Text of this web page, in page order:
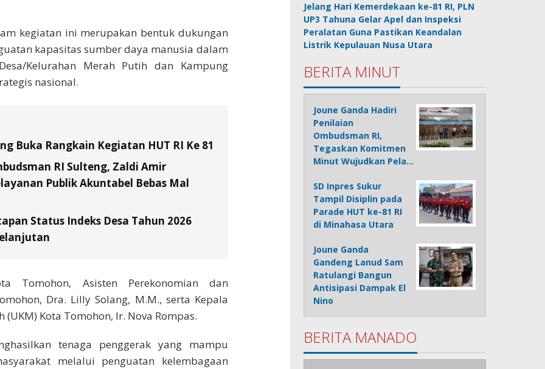
kegiatan ini merupakan bentuk dukungan
kapasitas sumber daya manusia dalam
Kelurahan Merah Putih dan Kampung
nasional.
Buka Rangkain Kegiatan HUT RI Ke 81
RI Sulteng, Zaldi Amir
Publik Akuntabel Bebas Mal
Status Indeks Desa Tahun 2026
Tomohon, Asisten Perekonomian dan
Dra. Lilly Solang, M.M., serta Kepala
Kota Tomohon, Ir. Nova Rompas.
tenaga penggerak yang mampu
melalui penguatan kelembagaan
Jelang Hari Kemerdekaan ke-81 RI, PLN
UP3 Tahuna Gelar Apel dan Inspeksi
Peralatan Guna Pastikan Keandalan
Listrik Kepulauan Nusa Utara
BERITA MINUT
Joune Ganda Hadiri
Penilaian
Ombudsman RI,
Tegaskan Komitmen
Minut Wujudkan Pela…
SD Inpres Sukur
Tampil Disiplin pada
Parade HUT ke-81 RI
di Minahasa Utara
Joune Ganda
Gandeng Lanud Sam
Ratulangi Bangun
Antisipasi Dampak El
Nino
BERITA MANADO